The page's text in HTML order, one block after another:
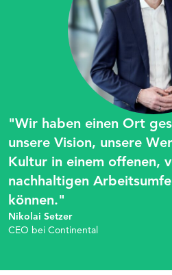
"Wir haben einen Ort
unsere Vision, unsere
Kultur in einem offenen,
nachhaltigen
können."
Nikolai Setzer
CEO bei Continental